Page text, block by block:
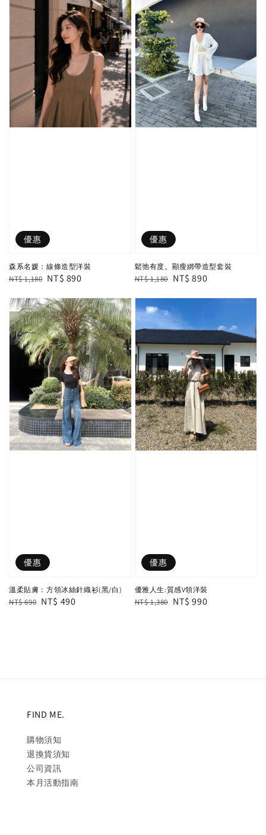
優惠
森系名媛：線條造型洋裝
Regular
NT$ 1,180 Sale
NT$ 890
優惠
鬆弛有度。顯瘦綁帶造型套裝
Regular
NT$ 1,180 Sale
NT$ 890
優惠
溫柔貼膚：方領冰絲針織衫(黑/白)
Regular
NT$ 690 Sale
NT$ 490
優惠
優雅人生:質感V領洋裝
Regular
NT$ 1,380 Sale
NT$ 990
FIND ME.
購物須知
退換貨須知
公司資訊
本月活動指南